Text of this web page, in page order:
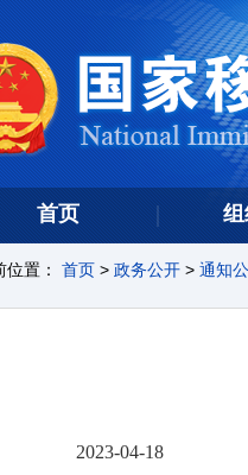
首页
位置： 首页> 政务公开> 通知
2023-04-18